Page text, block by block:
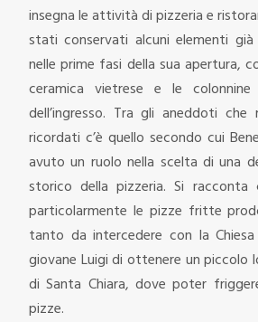
insegna le attività di pizzeria e
stati conservati alcuni elementi
nelle prime fasi della sua apertura,
ceramica vietrese e le
dell’ingresso. Tra gli aneddoti che
ricordati c’è quello secondo cui
avuto un ruolo nella scelta di una
storico della pizzeria. Si racconta
particolarmente le pizze fritte
tanto da intercedere con la
giovane Luigi di ottenere un piccolo
di Santa Chiara, dove poter
pizze.